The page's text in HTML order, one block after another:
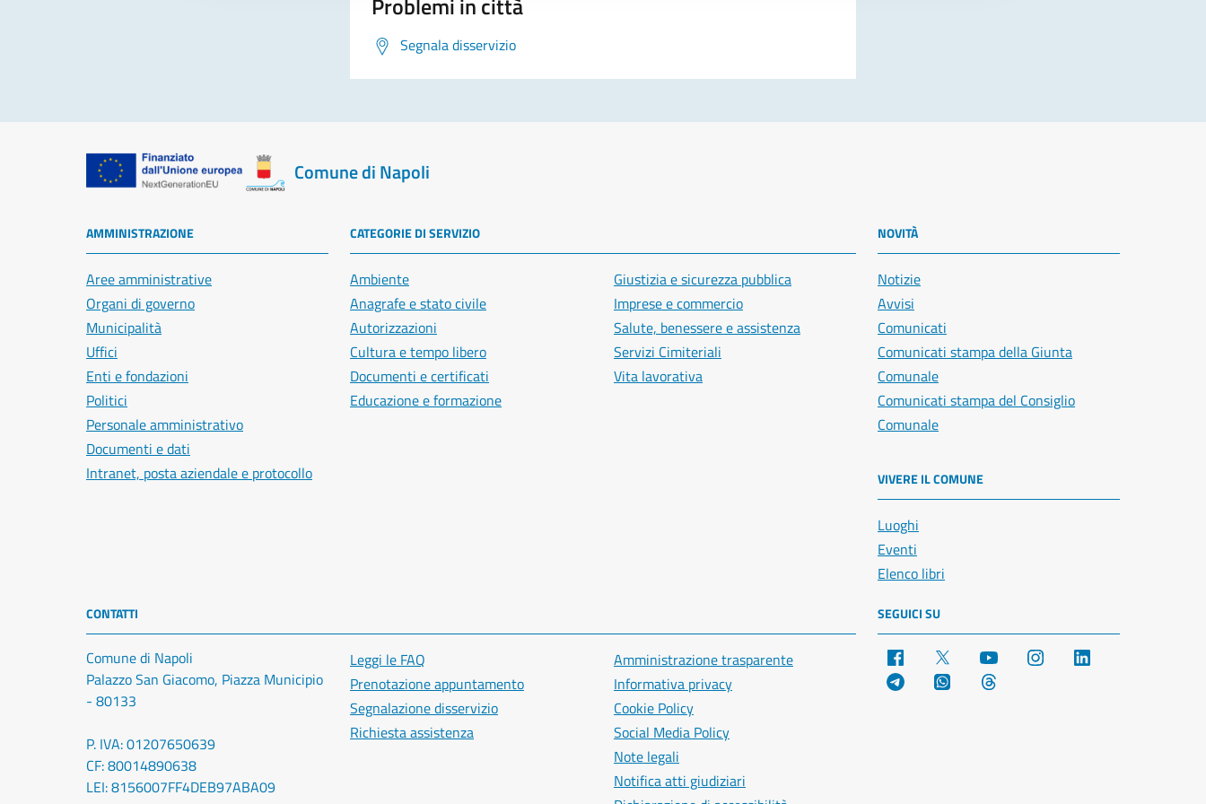
Segnala disservizio
Comune di Napoli
AMMINISTRAZIONE
Aree amministrative
Organi di governo
Municipalità
Uffici
Enti e fondazioni
Politici
Personale amministrativo
Documenti e dati
Intranet, posta aziendale e protocollo
CATEGORIE DI SERVIZIO
Ambiente
Anagrafe e stato civile
Autorizzazioni
Cultura e tempo libero
Documenti e certificati
Educazione e formazione
Giustizia e sicurezza pubblica
Imprese e commercio
Salute, benessere e assistenza
Servizi Cimiteriali
Vita lavorativa
NOVITÀ
Notizie
Avvisi
Comunicati
Comunicati stampa della Giunta
Comunale
Comunicati stampa del Consiglio
Comunale
VIVERE IL COMUNE
Luoghi
Eventi
Elenco libri
CONTATTI
Comune di Napoli
Palazzo San Giacomo, Piazza Municipio
- 80133
P. IVA: 01207650639
CF: 80014890638
LEI: 8156007FF4DEB97ABA09
Leggi le FAQ
Prenotazione appuntamento
Segnalazione disservizio
Richiesta assistenza
Amministrazione trasparente
Informativa privacy
Cookie Policy
Social Media Policy
Note legali
Notifica atti giudiziari
SEGUICI SU
Facebook YouTube Instagram
Telegram WhatsApp